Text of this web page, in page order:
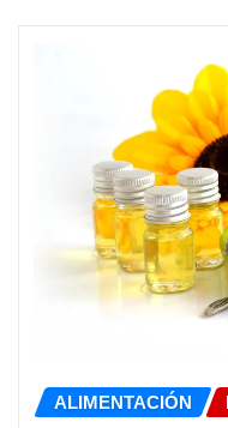
ALIMENTACIÓN